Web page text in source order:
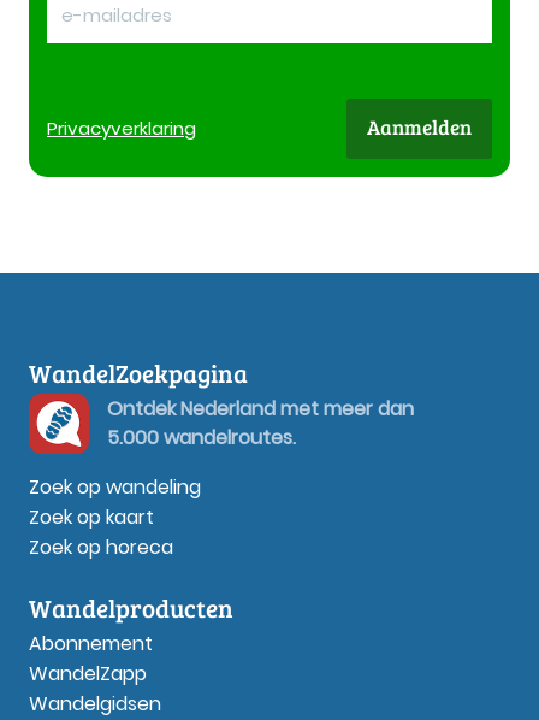
Privacyverklaring Aanmelden
WandelZoekpagina
Ontdek Nederland met meer dan
5.000 wandelroutes.
Zoek op wandeling
Zoek op kaart
Zoek op horeca
Wandelproducten
Abonnement
WandelZapp
Wandelgidsen